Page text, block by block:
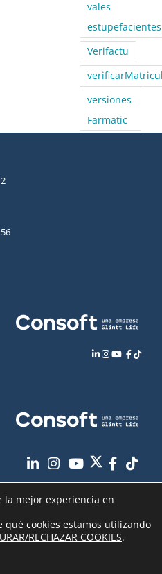
vales
estupefacientes
Verifactu
versiones
Farmatic
sus datos
la mejor experiencia en
qué cookies estamos utilizando
RECHAZAR COOKIES.